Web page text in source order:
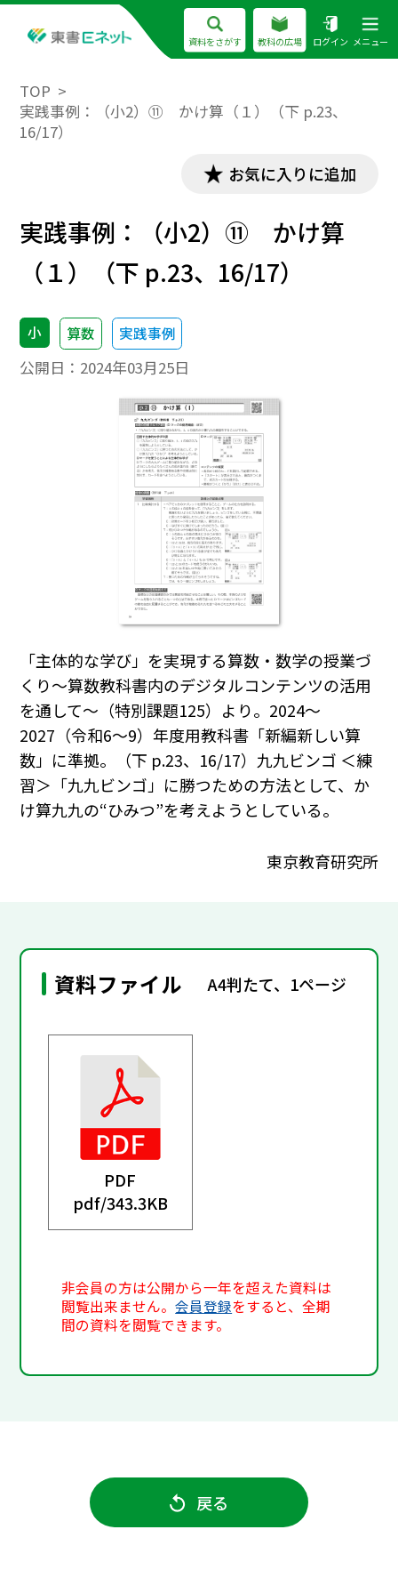
資料をさがす 教科の広場 ログイン メニュー
TOP
実践事例：（小2）⑪ かけ算（１）（下 p.23、
16/17）
お気に入りに追加
実践事例：（小2）⑪ かけ算
（１）（下 p.23、16/17）
小 算数 実践事例
公開日： 2024年03月25日
「主体的な学び」を実現する算数・数学の授業づ
くり～算数教科書内のデジタルコンテンツの活用
を通して～（特別課題125）より。2024～
2027（令和6～9）年度用教科書「新編新しい算
数」に準拠。（下 p.23、16/17）九九ビンゴ ＜練
習＞「九九ビンゴ」に勝つための方法として、か
け算九九の“ひみつ”を考えようとしている。
東京教育研究所
資料ファイル A4判たて、1ページ
PDF
pdf/343.3KB
非会員の方は公開から一年を超えた資料は
閲覧出来ません。会員登録をすると、全期
間の資料を閲覧できます。
戻る